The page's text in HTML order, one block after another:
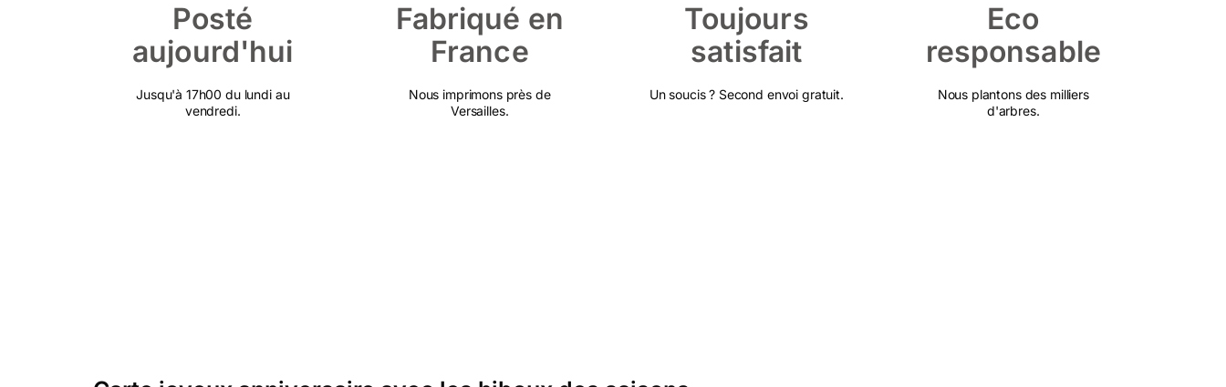
Posté
aujourd'hui
Jusqu'à 17h00 du lundi au
vendredi.
Fabriqué en
France
Nous imprimons près de
Versailles.
Toujours
satisfait
Un soucis ? Second envoi gratuit.
Eco
responsable
Nous plantons des milliers
d'arbres.